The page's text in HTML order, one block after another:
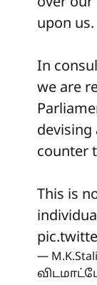
upon us.
In
we are
devising
counter
This is
—